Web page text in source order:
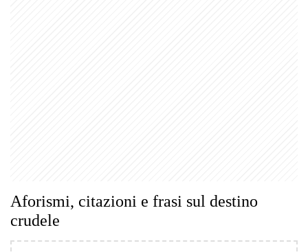
Aforismi, citazioni e frasi sul destino
crudele